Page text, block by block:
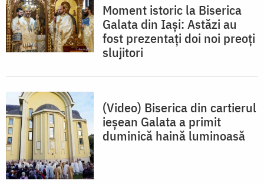
Moment istoric la Biserica
Galata din Iași: Astăzi au
fost prezentați doi noi preoți
slujitori
(Video) Biserica din cartierul
ieșean Galata a primit
duminică haină luminoasă